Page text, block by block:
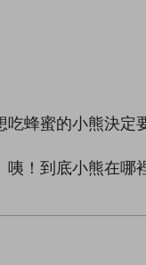
蜂蜜的小熊決定
！到底小熊在哪